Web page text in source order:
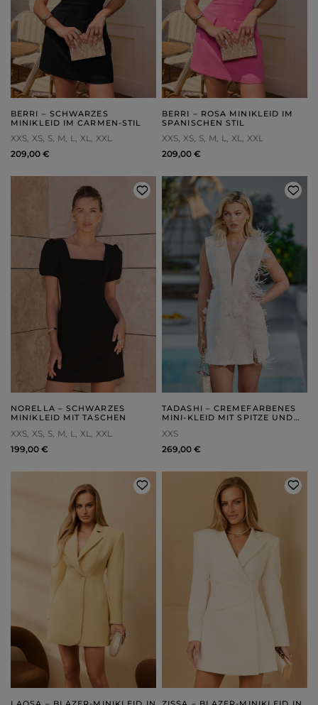
BERRI – SCHWARZES
MINIKLEID IM CARMEN-STIL
XXS XS S M L XL XXL
209,00 €
BERRI – ROSA MINIKLEID IM
SPANISCHEN STIL
XXS XS S M L XL XXL
209,00 €
NORELLA – SCHWARZES
MINIKLEID MIT TASCHEN
XXS XS S M L XL
XXL
199,00 €
TADASHI – CREMEFARBENES
MINI-KLEID MIT SPITZE UND
XXS
269,00 €